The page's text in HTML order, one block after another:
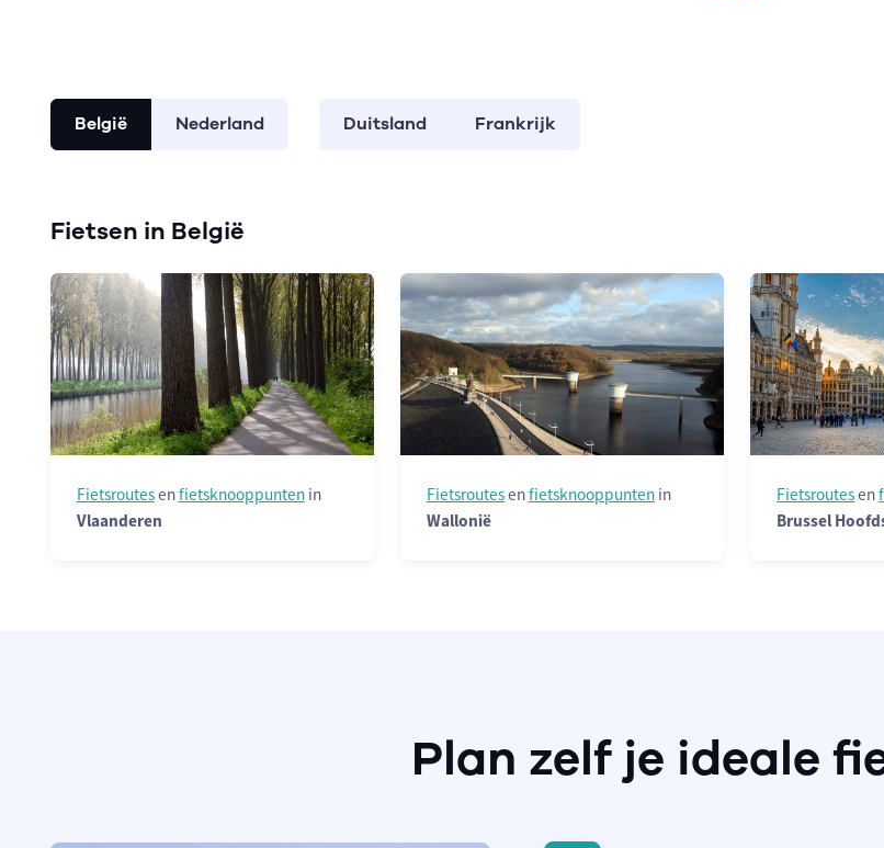
België Nederland Duitsland Frankrijk
Fietsen in België
Fietsroutesenfietsknooppuntenin
Vlaanderen
Fietsroutesenfietsknooppuntenin
Wallonië
Fietsroutesen
Brussel
Plan zelf je ideale